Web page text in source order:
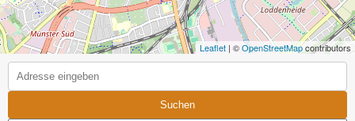
Leaflet | ©OpenStreetMapcontributors
Suchen